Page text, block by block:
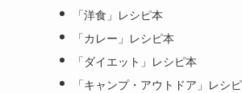
「洋食」レシピ本
「カレー」レシピ本
「ダイエット」レシピ本
「キャンプ・アウトドア」レシ